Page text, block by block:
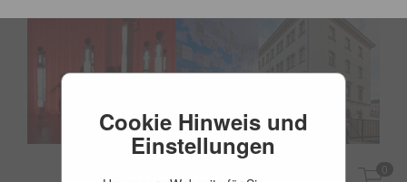
Cookie Hinweis und
Einstellungen
0